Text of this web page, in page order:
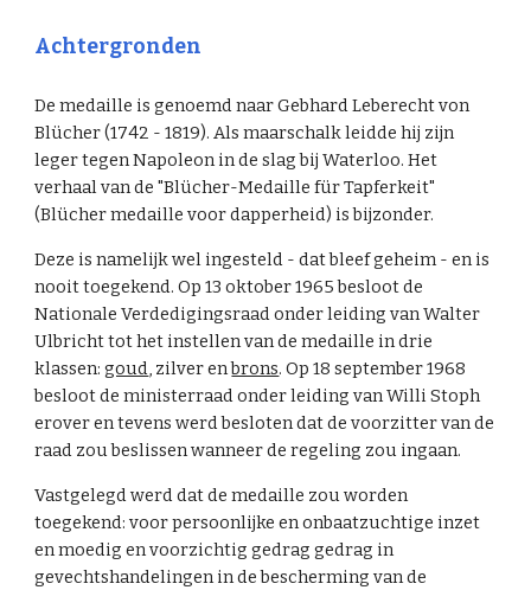
Achtergronden
De medaille is genoemd naar Gebhard Leberecht von
Blücher (1742 - 1819). Als maarschalk leidde hij zijn
leger tegen Napoleon in de slag bij Waterloo. Het
verhaal van de "Blücher-Medaille für Tapferkeit"
(Blücher medaille voor dapperheid) is bijzonder.
Deze is namelijk wel ingesteld - dat bleef geheim - en is
nooit toegekend. Op 13 oktober 1965 besloot de
Nationale Verdedigingsraad onder leiding van Walter
Ulbricht tot het instellen van de medaille in drie
klassen:goud, zilver enbrons. Op 18 september 1968
besloot de ministerraad onder leiding van Willi Stoph
erover en tevens werd besloten dat de voorzitter van de
raad zou beslissen wanneer de regeling zou ingaan.
Vastgelegd werd dat de medaille zou worden
toegekend: voor persoonlijke en onbaatzuchtige inzet
en moedig en voorzichtig gedrag gedrag in
gevechtshandelingen in de bescherming van de